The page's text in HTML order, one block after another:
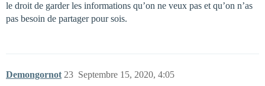
le droit de garder les informations qu’on ne veux pas et qu’on n’as
pas besoin de partager pour sois.
Demongornot Septembre 15, 2020, 4:05
23